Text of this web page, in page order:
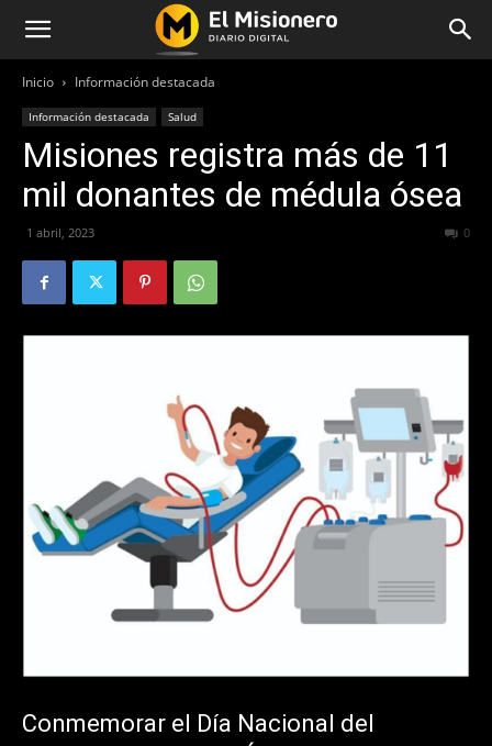
Inicio Información destacada
Información destacada Salud
Misiones registra más de 11
mil donantes de médula ósea
1 abril, 2023 0
Conmemorar el Día Nacional del